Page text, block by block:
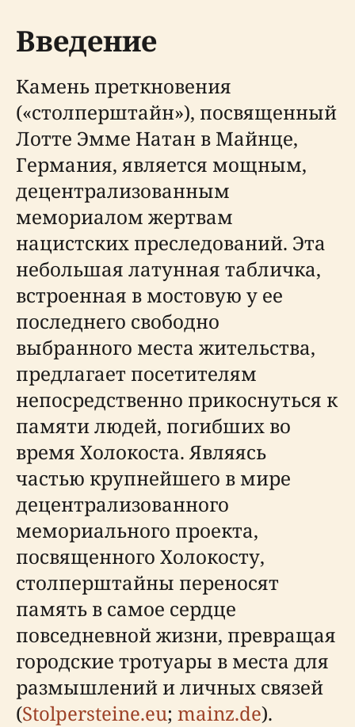
Введение
Камень преткновения
(«столперштайн»), посвященный
Лотте Эмме Натан в Майнце,
Германия, является мощным,
децентрализованным
мемориалом жертвам
нацистских преследований. Эта
небольшая латунная табличка,
встроенная в мостовую у ее
последнего свободно
выбранного места жительства,
предлагает посетителям
непосредственно прикоснуться к
памяти людей, погибших во
время Холокоста. Являясь
частью крупнейшего в мире
децентрализованного
мемориального проекта,
посвященного Холокосту,
столперштайны переносят
память в самое сердце
повседневной жизни, превращая
городские тротуары в места для
размышлений и личных связей
(Stolpersteine.eu; mainz.de).